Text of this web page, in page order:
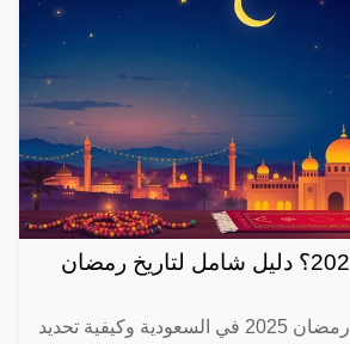
متى رمضان 2025؟ دليل شامل لتاريخ رمضان
اكتشف متى يبدأ رمضان 2025 في السعودية وكيفية تحديد